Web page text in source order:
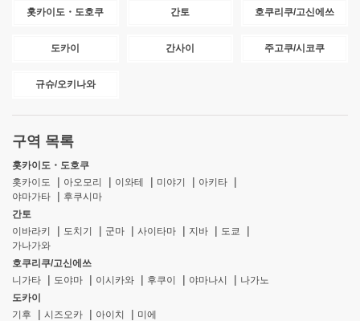
홋카이도・도호쿠 간토 호쿠리쿠/고신에쓰
도카이 간사이 주고쿠/시코쿠
규슈/오키나와
구역 목록
홋카이도・도호쿠
홋카이도
아오모리 이와테 미야기
아키타
야마가타
후쿠시마
간토
이바라키
도치기 군마 사이타마 지바
도쿄
가나가와
호쿠리쿠/고신에쓰
니가타
도야마 이시카와 후쿠이 야마나시
나가노
도카이
기후
시즈오카 아이치
미에